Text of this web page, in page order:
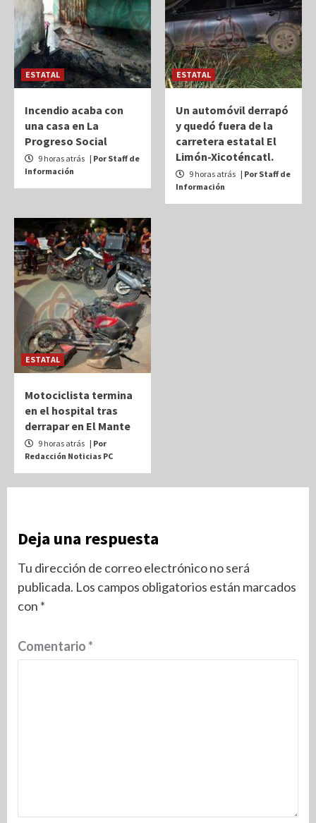
ESTATAL
Incendio acaba con
una casa en La
Progreso Social
9 horas atrás | Por Staff de
Información
ESTATAL
Un automóvil derrapó
y quedó fuera de la
carretera estatal El
Limón-Xicoténcatl.
9 horas atrás | Por Staff de
Información
ESTATAL
Motociclista termina
en el hospital tras
derrapar en El Mante
9 horas atrás | Por
Redacción Noticias PC
Deja una respuesta
Tu dirección de correo electrónico no será
publicada. Los campos obligatorios están marcados
con *
Comentario*